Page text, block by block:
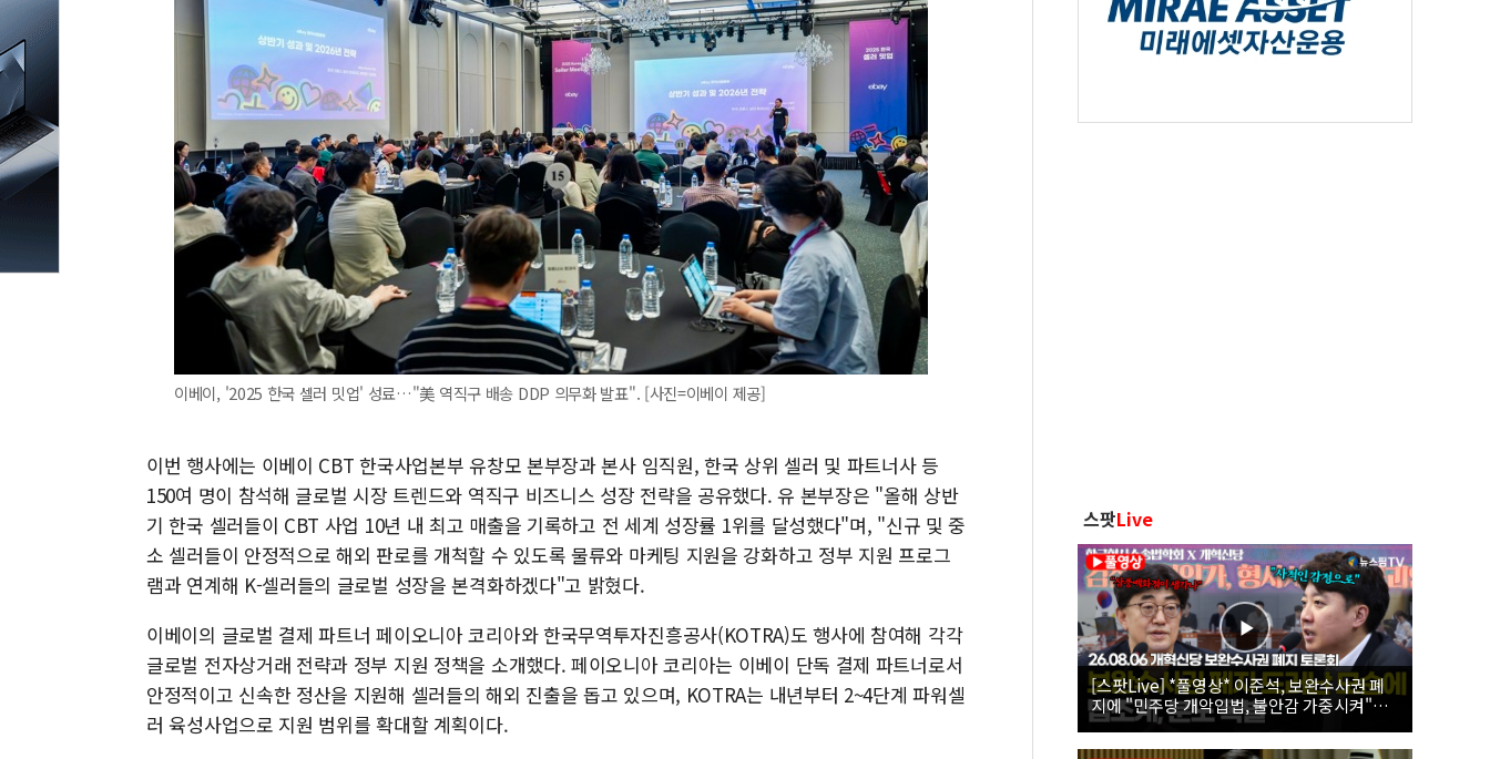
이베이, '2025 한국 셀러 밋업' 성료…"美 역직구 배송 DDP 의무화 발표". [사진=이베이 제공]
이번 행사에는 이베이 CBT 한국사업본부 유창모 본부장과 본사 임직원, 한국 상위 셀러 및 파트너사 등
150여 명이 참석해 글로벌 시장 트렌드와 역직구 비즈니스 성장 전략을 공유했다. 유 본부장은 "올해 상반
기 한국 셀러들이 CBT 사업 10년 내 최고 매출을 기록하고 전 세계 성장률 1위를 달성했다"며, "신규 및 중
소 셀러들이 안정적으로 해외 판로를 개척할 수 있도록 물류와 마케팅 지원을 강화하고 정부 지원 프로그
램과 연계해 K-셀러들의 글로벌 성장을 본격화하겠다"고 밝혔다.
이베이의 글로벌 결제 파트너 페이오니아 코리아와 한국무역투자진흥공사(KOTRA)도 행사에 참여해 각각
글로벌 전자상거래 전략과 정부 지원 정책을 소개했다. 페이오니아 코리아는 이베이 단독 결제 파트너로서
안정적이고 신속한 정산을 지원해 셀러들의 해외 진출을 돕고 있으며, KOTRA는 내년부터 2~4단계 파워셀
러 육성사업으로 지원 범위를 확대할 계획이다.
스팟Live
[스팟Live] *풀영상* 이준석, 보완수사권 폐
지에 "민주당 개악입법, 불안감 가중시켜"｜
26.08.06 개혁신당 보완수사권 폐지 토론회